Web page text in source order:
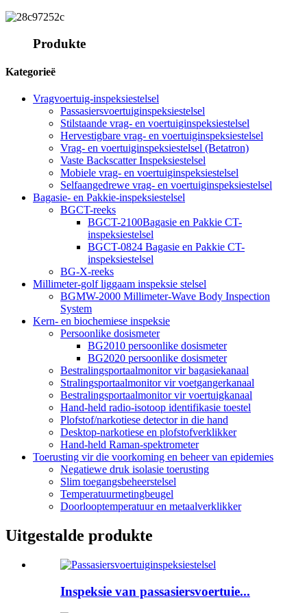
Produkte
Kategorieë
Vragvoertuig-inspeksiestelsel
Passasiersvoertuiginspeksiestelsel
Stilstaande vrag- en voertuiginspeksiestelsel
Hervestigbare vrag- en voertuiginspeksiestelsel
Vrag- en voertuiginspeksiestelsel (Betatron)
Vaste Backscatter Inspeksiestelsel
Mobiele vrag- en voertuiginspeksiestelsel
Selfaangedrewe vrag- en voertuiginspeksiestelsel
Bagasie- en Pakkie-inspeksiestelsel
BGCT-reeks
BGCT-2100Bagasie en Pakkie CT-
inspeksiestelsel
BGCT-0824 Bagasie en Pakkie CT-
inspeksiestelsel
BG-X-reeks
Millimeter-golf liggaam inspeksie stelsel
BGMW-2000 Millimeter-Wave Body Inspection
System
Kern- en biochemiese inspeksie
Persoonlike dosismeter
BG2010 persoonlike dosismeter
BG2020 persoonlike dosismeter
Bestralingsportaalmonitor vir bagasiekanaal
Stralingsportaalmonitor vir voetgangerkanaal
Bestralingsportaalmonitor vir voertuigkanaal
Hand-held radio-isotoop identifikasie toestel
Plofstof/narkotiese detector in die hand
Desktop-narkotiese en plofstofverklikker
Hand-held Raman-spektrometer
Toerusting vir die voorkoming en beheer van epidemies
Negatiewe druk isolasie toerusting
Slim toegangsbeheerstelsel
Temperatuurmetingbeugel
Doorlooptemperatuur en metaalverklikker
Uitgestalde produkte
Inspeksie van passasiersvoertuie...